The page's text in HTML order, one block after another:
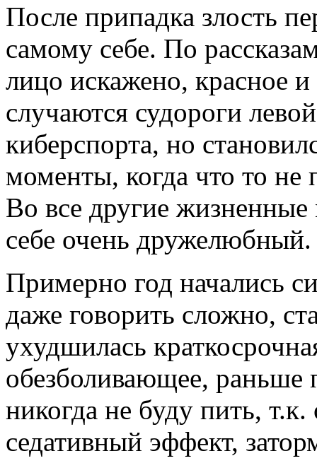
После припадка злость
самому себе. По
лицо искажено, красное и
случаются судороги
киберспорта, но
моменты, когда что то не
Во все другие
себе очень дружелюбный.
Примерно год начались
даже говорить сложно,
ухудшилась
обезболивающее, раньше
никогда не буду пить,
седативный эффект,